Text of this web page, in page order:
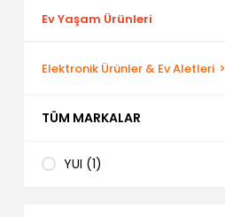
Ev Yaşam Ürünleri
Elektronik Ürünler & Ev Aletleri
TÜM MARKALAR
YUI (1)